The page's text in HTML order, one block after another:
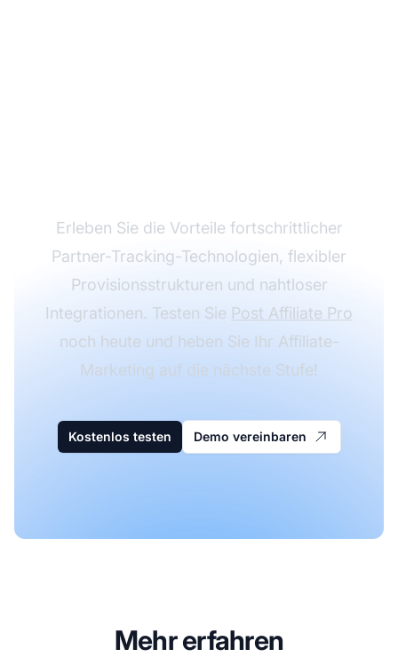
Erleben Sie die Vorteile fortschrittlicher
Partner-Tracking-Technologien, flexibler
Provisionsstrukturen und nahtloser
Integrationen. Testen Sie Post Affiliate Pro
noch heute und heben Sie Ihr Affiliate-
Marketing auf die nächste Stufe!
Kostenlos testen Demo vereinbaren
Mehr erfahren